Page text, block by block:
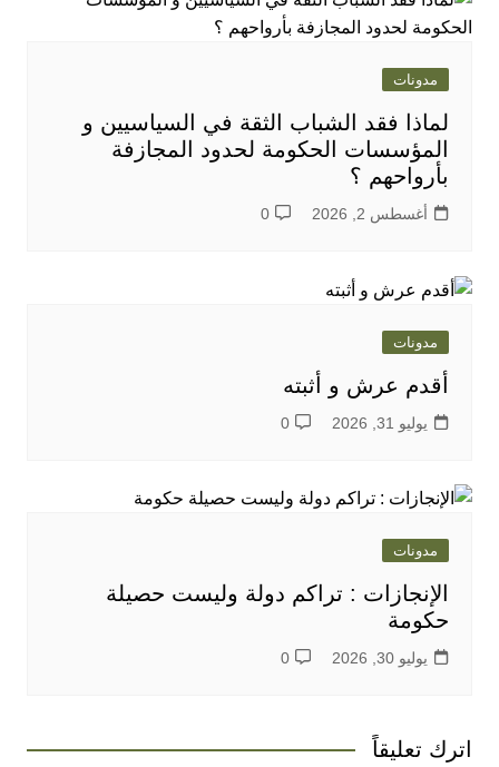
مدونات
لماذا فقد الشباب الثقة في السياسيين و
المؤسسات الحكومة لحدود المجازفة
بأرواحهم ؟
أغسطس 2, 2026 0
مدونات
أقدم عرش و أثبته
يوليو 31, 2026 0
مدونات
الإنجازات : تراكم دولة وليست حصيلة
حكومة
يوليو 30, 2026 0
اترك تعليقاً